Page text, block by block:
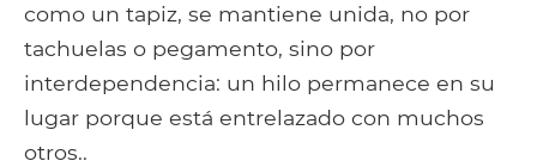
como un tapiz, se mantiene unida, no por
tachuelas o pegamento, sino por
interdependencia: un hilo permanece en su
lugar porque está entrelazado con muchos
otros..